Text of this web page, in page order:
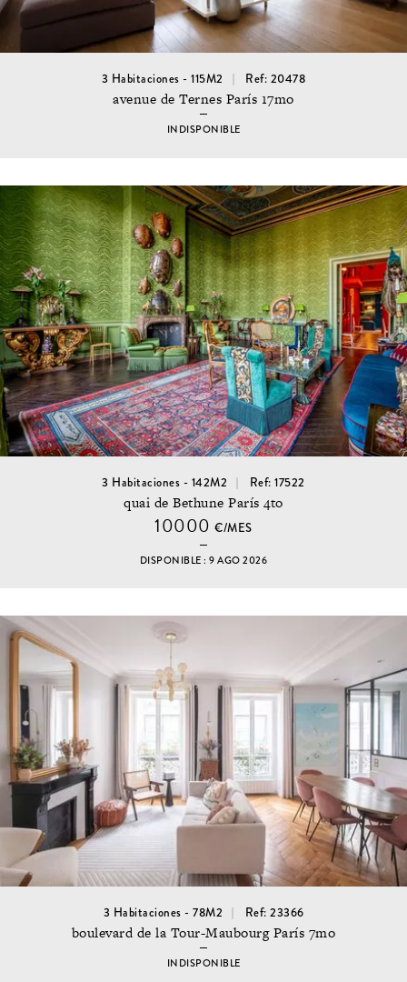
3 Habitaciones - 115M2 Ref: 20478
avenue de Ternes París 17mo
INDISPONIBLE
3 Habitaciones - 142M2 Ref: 17522
quai de Bethune París 4to
10000€/MES
DISPONIBLE : 9 AGO 2026
3 Habitaciones - 78M2 Ref: 23366
boulevard de la Tour-Maubourg París 7mo
INDISPONIBLE